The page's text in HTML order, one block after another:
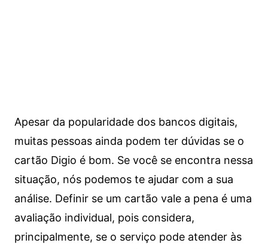
Apesar da popularidade dos bancos digitais,
muitas pessoas ainda podem ter dúvidas se o
cartão Digio é bom. Se você se encontra nessa
situação, nós podemos te ajudar com a sua
análise. Definir se um cartão vale a pena é uma
avaliação individual, pois considera,
principalmente, se o serviço pode atender às